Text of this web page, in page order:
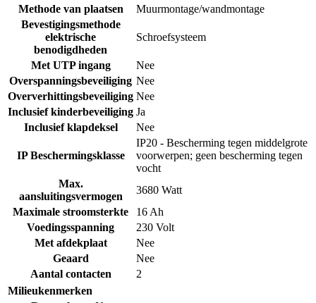
Methode van plaatsen
Muurmontage/wandmontage
Bevestigingsmethode
elektrische
benodigdheden
Schroefsysteem
Met UTP ingang
Nee
Overspanningsbeveiliging Nee
Oververhittingsbeveiliging Nee
Inclusief kinderbeveiliging Ja
Inclusief klapdeksel
Nee
IP Beschermingsklasse
IP20 - Bescherming tegen middelgrote
voorwerpen; geen bescherming tegen
vocht
Max.
aansluitingsvermogen
3680 Watt
Maximale stroomsterkte
16 Ah
Voedingsspanning
230 Volt
Met afdekplaat
Nee
Geaard
Nee
Aantal contacten
2
Milieukenmerken